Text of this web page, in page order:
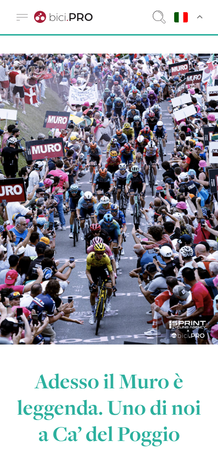
Adesso il Muro è
leggenda. Uno di noi
a Ca’ del Poggio